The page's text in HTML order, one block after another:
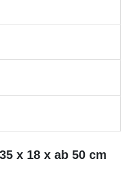
x 18 x ab 50 cm